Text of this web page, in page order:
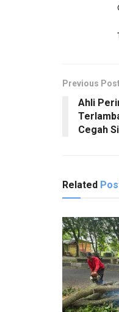
Previous Post
Ahli
Cegah
Related